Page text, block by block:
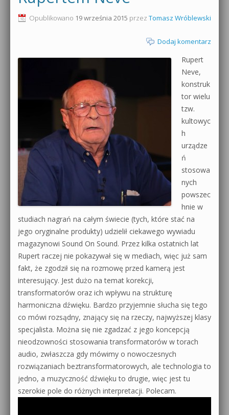
Produkcja muzyczna od podstaw
Dubstep z syntezatorem Massive
Kontakt 5 Kompendium
Pakiety
0dB.pl - informacje
Materiały dla mediów
Archiwum aktualności
Polityka prywatności
Działanie sklepu internetowego
Wyszukiwanie
Opublikowano 19 września 2015 przez Tomasz Wróblewski
Dodaj komentarz
Rupert
Neve,
konstruk
tor wielu
tzw.
kultowyc
h
urządze
ń
stosowa
nych
powszec
hnie w
studiach nagrań na całym świecie (tych, które stać na
jego oryginalne produkty) udzielił ciekawego wywiadu
magazynowi Sound On Sound. Przez kilka ostatnich lat
Rupert raczej nie pokazywał się w mediach, więc już sam
fakt, że zgodził się na rozmowę przed kamerą jest
interesujący. Jest dużo na temat korekcji,
transformatorów oraz ich wpływu na strukturę
harmoniczna dźwięku. Bardzo przyjemnie słucha się tego
co mówi rozsądny, znający się na rzeczy, najwyższej klasy
specjalista. Można się nie zgadzać z jego koncepcją
nieodzowności stosowania transformatorów w torach
audio, zwłaszcza gdy mówimy o nowoczesnych
rozwiązaniach beztransformatorowych, ale technologia to
jedno, a muzyczność dźwięku to drugie, więc jest tu
szerokie pole do różnych interpretacji. Polecam.